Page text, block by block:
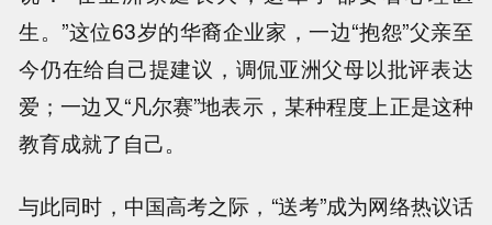
生。”这位63岁的华裔企业家，一边“抱怨”父亲至
今仍在给自己提建议，调侃亚洲父母以批评表达
爱；一边又“凡尔赛”地表示，某种程度上正是这种
教育成就了自己。
与此同时，中国高考之际，“送考”成为网络热议话